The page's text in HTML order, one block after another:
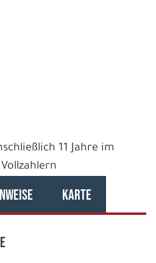
11 Jahre im
KARTE